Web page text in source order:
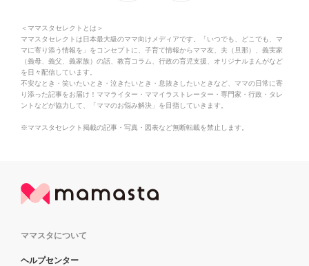
＜ママスタセレクトとは＞
ママスタセレクトは日本最大級のママ向けメディアです。「いつでも、どこでも、マ
マに寄り添う情報を」をコンセプトに、子育て情報からママ友、夫（旦那）、義実家
（義母、義父、義家族）の話、教育コラム、行政の育児支援、オリジナルまんがなど
を日々配信しています。
不安なとき・笑いたいとき・泣きたいとき・息抜きしたいときなど、ママの日常に寄
り添った記事をお届け！ママライター・ママイラストレーター・専門家・行政・タレ
ントなどが協力して、「ママのお悩み解決」を目指していきます。
※ママスタセレクト掲載の記事・写真・図表など無断転載を禁止します。
ママスタについて
ヘルプセンター